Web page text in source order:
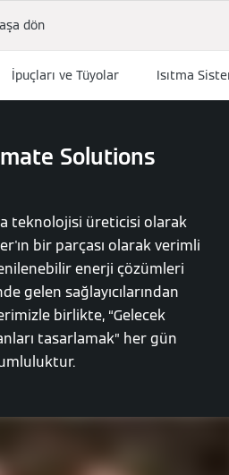
dön
İpuçları ve Tüyolar Isıtma
Solutions
teknolojisi üreticisi olarak
bir parçası olarak verimli
enerji çözümleri
gelen sağlayıcılarından
birlikte, “Gelecek
tasarlamak” her gün